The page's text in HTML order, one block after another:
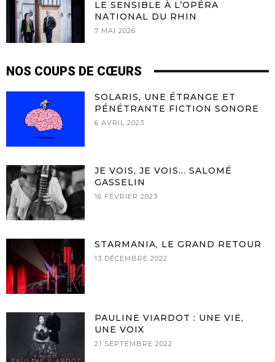
LE SENSIBLE À L’OPÉRA
NATIONAL DU RHIN
7 MAI 2026
NOS COUPS DE CŒURS
SOLARIS, UNE ÉTRANGE ET
PÉNÉTRANTE FICTION SONORE
6 AVRIL 2023
JE VOIS, JE VOIS… SALOMÉ
GASSELIN
16 FÉVRIER 2023
STARMANIA, LE GRAND RETOUR
13 DÉCEMBRE 2022
PAULINE VIARDOT : UNE VIE,
UNE VOIX
21 SEPTEMBRE 2022